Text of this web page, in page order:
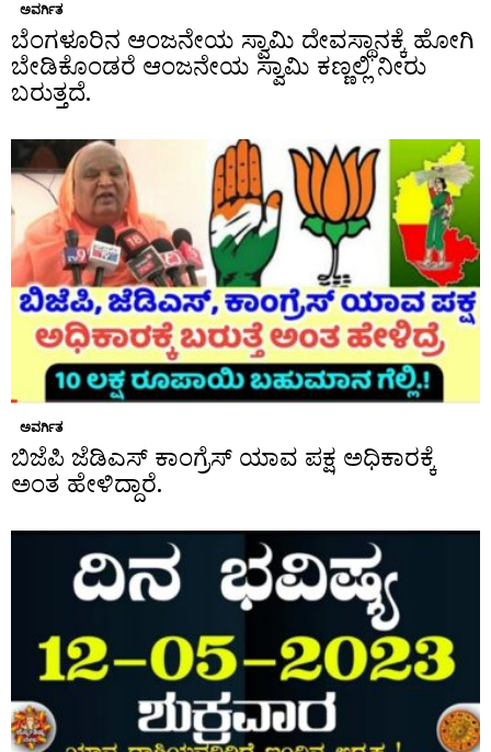
ಅವರ್ಗಿತ
ಬೆಂಗಳೂರಿನ ಆಂಜನೇಯ ಸ್ವಾಮಿ ದೇವಸ್ಥಾನಕ್ಕೆ ಹೋಗಿ
ಬೇಡಿಕೊಂಡರೆ ಆಂಜನೇಯ ಸ್ವಾಮಿ ಕಣ್ಣಲ್ಲಿ ನೀರು
ಬರುತ್ತದೆ.
ಅವರ್ಗಿತ
ಬಿಜೆಪಿ ಜೆಡಿಎಸ್ ಕಾಂಗ್ರೆಸ್ ಯಾವ ಪಕ್ಷ ಅಧಿಕಾರಕ್ಕೆ
ಅಂತ ಹೇಳಿದ್ದಾರೆ.